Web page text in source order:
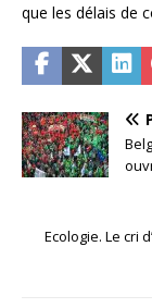
que les délais de
Ecologie. Le cri